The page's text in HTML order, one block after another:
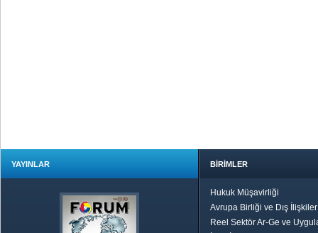
YAYINLAR BİRİMLER
Hukuk Müşavirliği
Avrupa Birliği ve Dış
Reel Sektör Ar-Ge ve